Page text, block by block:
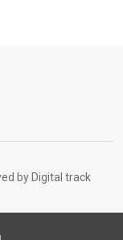
by Digital track